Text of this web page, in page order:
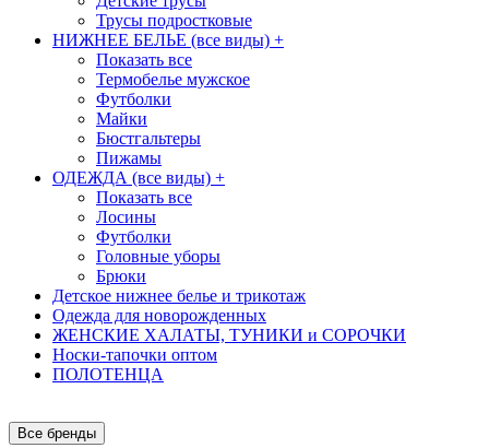
Трусы подростковые
НИЖНЕЕ БЕЛЬЕ (все виды) +
Показать все
Термобелье мужское
Футболки
Майки
Бюстгальтеры
Пижамы
ОДЕЖДА (все виды) +
Показать все
Лосины
Футболки
Головные уборы
Брюки
Детское нижнее белье и трикотаж
Одежда для новорожденных
ЖЕНСКИЕ ХАЛАТЫ, ТУНИКИ и СОРОЧКИ
Носки-тапочки оптом
ПОЛОТЕНЦА
Все бренды